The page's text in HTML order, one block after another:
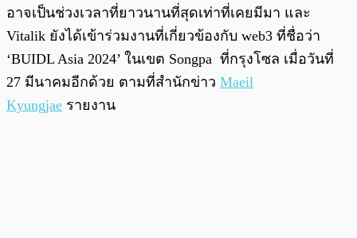
อาจเป็นช่วงเวลาที่ยาวนานที่สุดเท่าที่เคยมีมา และ
Vitalik ยังได้เข้าร่วมงานที่เกี่ยวข้องกับ web3 ที่ชื่อว่า
‘BUIDL Asia 2024’ ในเขต Songpa ที่กรุงโซล เมื่อวันที่
27 มีนาคมอีกด้วย ตามที่สำนักข่าว Maeil
Kyungjae รายงาน